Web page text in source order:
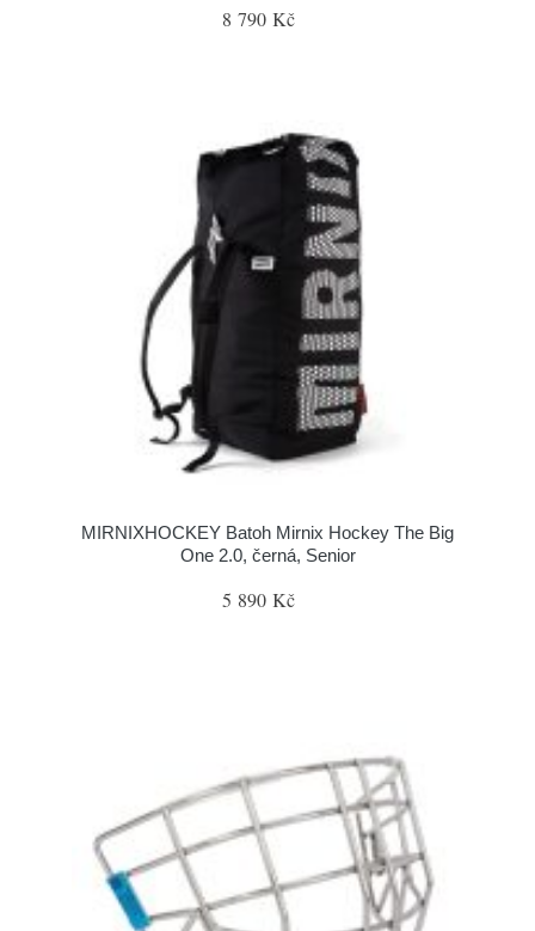
8 790 Kč
MIRNIXHOCKEY Batoh Mirnix Hockey The Big
One 2.0, černá, Senior
5 890 Kč